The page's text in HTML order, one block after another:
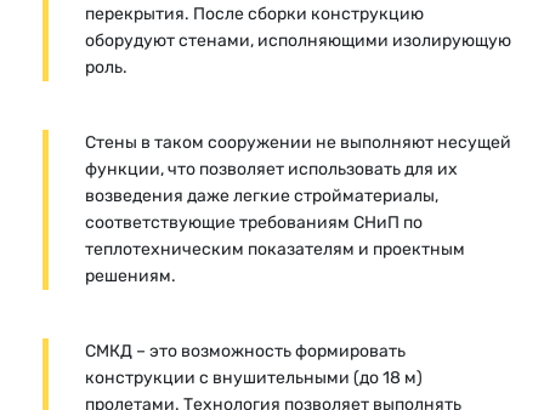
перекрытия. После сборки конструкцию
оборудуют стенами, исполняющими изолирующую
роль.
Стены в таком сооружении не выполняют несущей
функции, что позволяет использовать для их
возведения даже легкие стройматериалы,
соответствующие требованиям СНиП по
теплотехническим показателям и проектным
решениям.
СМКД – это возможность формировать
конструкции с внушительными (до 18 м)
пролетами. Технология позволяет выполнять